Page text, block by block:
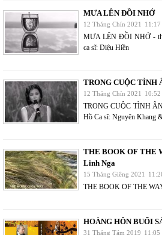
MƯA LÊN ĐỒI NHỚ
12 Tháng Chín 2021 11:17
MƯA LÊN ĐỒI NHỚ -
ca sĩ: Diệu Hiền
TRONG CUỘC TÌNH
12 Tháng Chín 2021 10:52
TRONG CUỘC TÌNH
Hồ Ca sĩ: Nguyên Khang
THE BOOK OF THE
Linh Nga
15 Tháng Giêng 2021
THE BOOK OF THE
HOÀNG HÔN BUỔI
31 Tháng Tám 2019 11:05